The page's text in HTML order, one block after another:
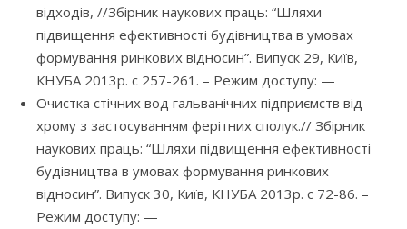
відходів, //Збірник наукових праць: “Шляхи
підвищення ефективності будівництва в умовах
формування ринкових відносин”. Випуск 29, Київ,
КНУБА 2013р. с 257-261. – Режим доступу: —
Очистка стічних вод гальванічних підприємств від
хрому з застосуванням ферітних сполук.// Збірник
наукових праць: “Шляхи підвищення ефективності
будівництва в умовах формування ринкових
відносин”. Випуск 30, Київ, КНУБА 2013р. с 72-86. –
Режим доступу: —